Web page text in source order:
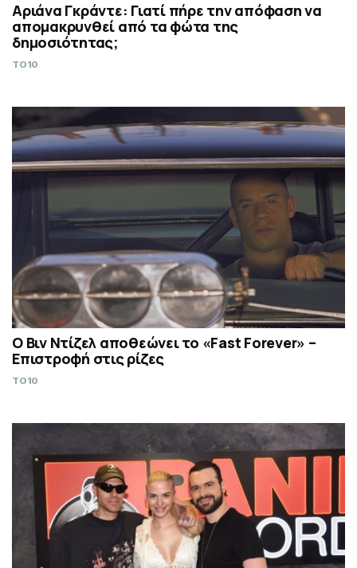
Αριάνα Γκράντε: Γιατί πήρε την απόφαση να
απομακρυνθεί από τα φώτα της
δημοσιότητας;
TO10
Ο Βιν Ντίζελ αποθεώνει το «Fast Forever» –
Επιστροφή στις ρίζες
TO10